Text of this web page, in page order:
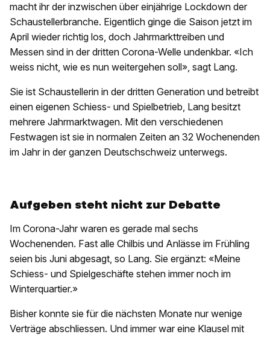
macht ihr der inzwischen über einjährige Lockdown der
Schaustellerbranche. Eigentlich ginge die Saison jetzt im
April wieder richtig los, doch Jahrmarkttreiben und
Messen sind in der dritten Corona-Welle undenkbar. «Ich
weiss nicht, wie es nun weitergehen soll», sagt Lang.
Sie ist Schaustellerin in der dritten Generation und betreibt
einen eigenen Schiess- und Spielbetrieb, Lang besitzt
mehrere Jahrmarktwagen. Mit den verschiedenen
Festwagen ist sie in normalen Zeiten an 32 Wochenenden
im Jahr in der ganzen Deutschschweiz unterwegs.
Aufgeben steht nicht zur Debatte
Im Corona-Jahr waren es gerade mal sechs
Wochenenden. Fast alle Chilbis und Anlässe im Frühling
seien bis Juni abgesagt, so Lang. Sie ergänzt: «Meine
Schiess- und Spielgeschäfte stehen immer noch im
Winterquartier.»
Bisher konnte sie für die nächsten Monate nur wenige
Verträge abschliessen. Und immer war eine Klausel mit